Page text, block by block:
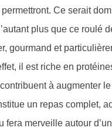
Ce serait
plus que ce roulé
gourmand et
il est riche en
à augmenter
un repas complet,
fera merveille autour